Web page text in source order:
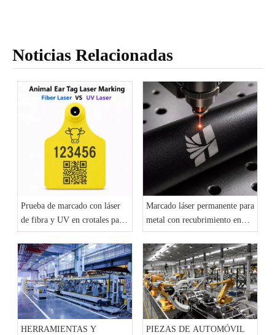
Noticias Relacionadas
Prueba de marcado con láser
de fibra y UV en crotales para
orejas de animales
Marcado láser permanente para
metal con recubrimiento en
polvo
HERRAMIENTAS Y
PIEZAS DE AUTOMÓVIL